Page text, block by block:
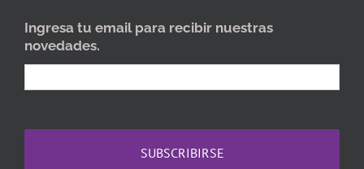
Ingresa tu email para recibir nuestras
novedades.